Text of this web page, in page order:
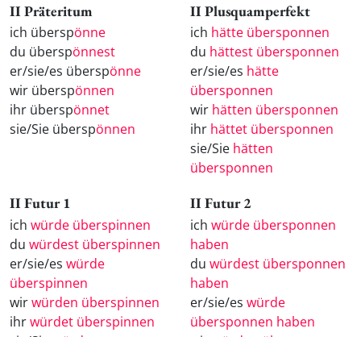
II Präteritum
ich überspönne
du überspönnest
er/sie/es überspönne
wir überspönnen
ihr überspönnet
sie/Sie überspönnen
II Plusquamperfekt
ich hätte übersponnen
du hättest übersponnen
er/sie/es hätte
übersponnen
wir hätten übersponnen
ihr hättet übersponnen
sie/Sie hätten
übersponnen
II Futur 1
ich würde überspinnen
du würdest überspinnen
er/sie/es würde
überspinnen
wirwürden überspinnen
ihrwürdet überspinnen
II Futur 2
ich würde übersponnen
haben
du würdest übersponnen
haben
er/sie/es würde
übersponnen haben